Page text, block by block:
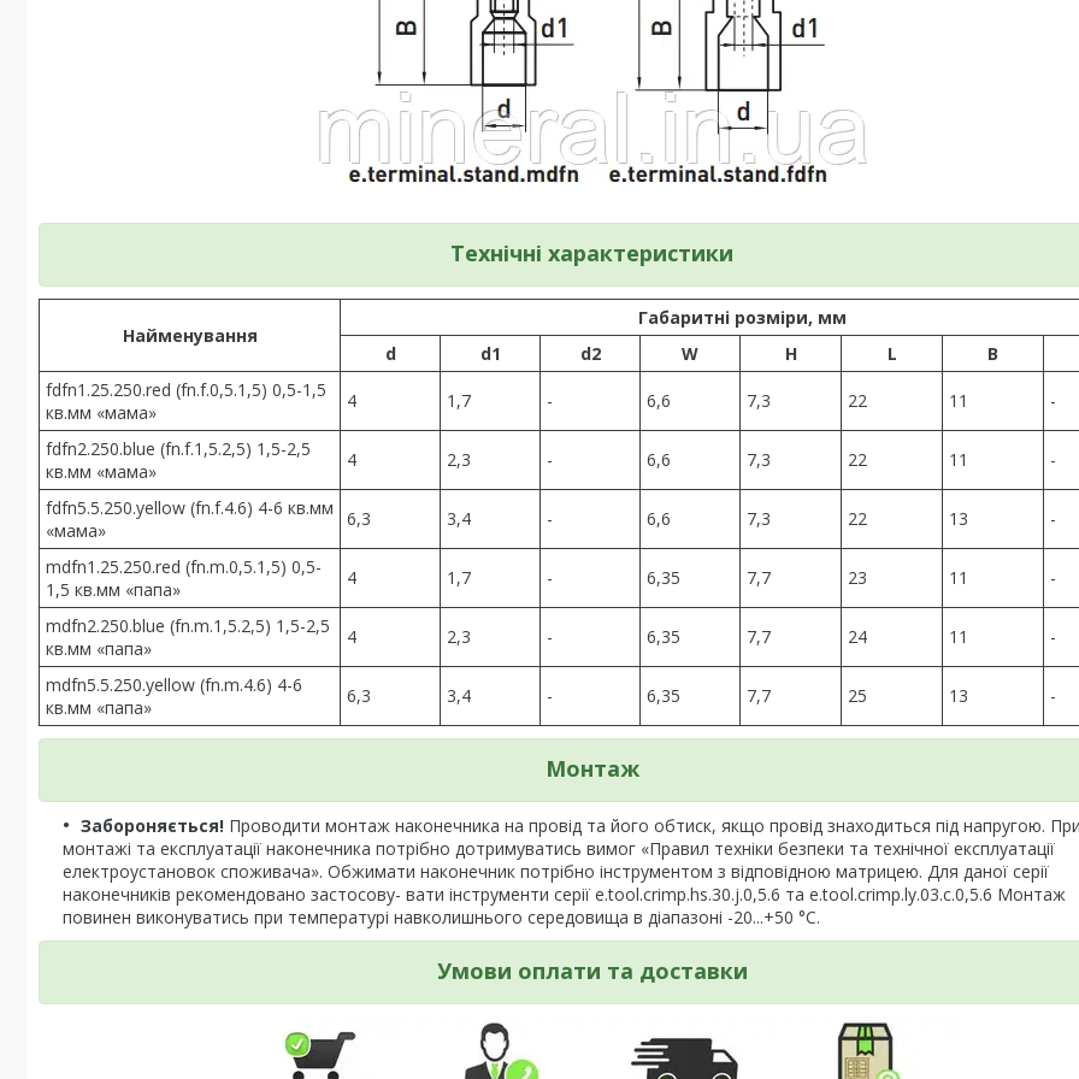
Технічні характеристики
Найменування
Габаритні розміри, мм
d
d1 d2 W H L
B
fdfn1.25.250.red (fn.f.0,5.1,5) 0,5-1,5
кв.мм «мама»
4 1,7 - 6,6 7,3 22 11 -
fdfn2.250.blue (fn.f.1,5.2,5) 1,5-2,5
кв.мм «мама»
4 2,3 - 6,6 7,3 22 11 -
fdfn5.5.250.yellow (fn.f.4.6) 4-6 кв.мм
«мама»
6,3 3,4 - 6,6 7,3 22 13 -
mdfn1.25.250.red (fn.m.0,5.1,5) 0,5-
1,5 кв.мм «папа»
4 1,7 - 6,35 7,7 23 11 -
mdfn2.250.blue (fn.m.1,5.2,5) 1,5-2,5
кв.мм «папа»
4 2,3 - 6,35 7,7 24 11 -
mdfn5.5.250.yellow (fn.m.4.6) 4-6
кв.мм «папа»
6,3 3,4 - 6,35 7,7 25 13 -
Монтаж
Забороняється! Проводити монтаж наконечника на провід та його обтиск, якщо провід знаходиться під напругою.
монтажі та експлуатації наконечника потрібно дотримуватись вимог «Правил техніки безпеки та технічної експлуатації
електроустановок споживача». Обжимати наконечник потрібно інструментом з відповідною матрицею. Для даної серії
наконечників рекомендовано застосову- вати інструменти серії e.tool.crimp.hs.30.j.0,5.6 та e.tool.crimp.ly.03.c.0,5.6 Монтаж
повинен виконуватись при температурі навколишнього середовища в діапазоні -20...+50 °С.
Умови оплати та доставки